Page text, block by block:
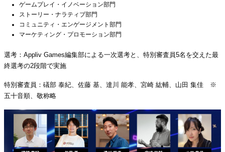
ゲームプレイ・イノベーション部門
ストーリー・ナラティブ部門
コミュニティ・エンゲージメント部門
マーケティング・プロモーション部門
選考：Appliv Games編集部による一次選考と、特別審査員5名を交えた最
終選考の2段階で実施
特別審査員：礒部 泰紀、佐藤 基、達川 能孝、宮崎 紘輔、山田 集佳 ※
五十音順、敬称略